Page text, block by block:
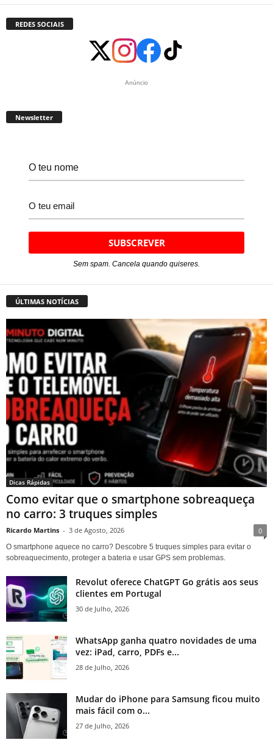
REDES SOCIAIS
Anúncio
Newsletter
Sem spam. Cancela quando quiseres.
ÚLTIMAS NOTÍCIAS
Dicas Rápidas
Como evitar que o smartphone sobreaqueça
no carro: 3 truques simples
Ricardo Martins - 3 de Agosto, 2026 0
O smartphone aquece no carro? Descobre 5 truques simples para evitar o
sobreaquecimento, proteger a bateria e usar GPS sem problemas.
Revolut oferece ChatGPT Go grátis aos seus
clientes em Portugal
30 de Julho, 2026
WhatsApp ganha quatro novidades de uma
vez: iPad, carro, PDFs e...
28 de Julho, 2026
Mudar do iPhone para Samsung ficou muito
mais fácil com o...
27 de Julho, 2026